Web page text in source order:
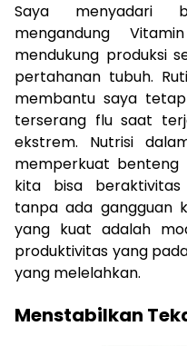
Saya menyadari
mengandung
mendukung produksi
pertahanan tubuh.
membantu saya
terserang flu saat
ekstrem. Nutrisi
memperkuat benteng
kita bisa
tanpa ada gangguan
yang kuat adalah
produktivitas yang
yang melelahkan.
Menstabilkan